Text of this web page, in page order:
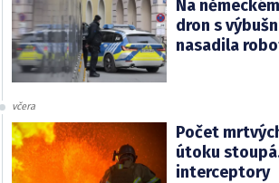
Na
dron s
nasadila
včera
Počet
útoku
interceptory